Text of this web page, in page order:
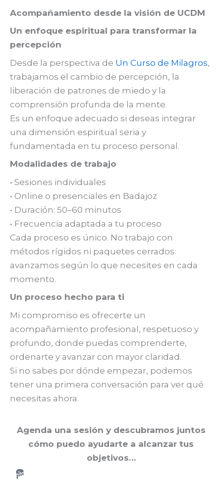
Acompañamiento desde la visión de UCDM
Un enfoque espiritual para transformar la
percepción
Desde la perspectiva de Un Curso de Milagros,
trabajamos el cambio de percepción, la
liberación de patrones de miedo y la
comprensión profunda de la mente.
Es un enfoque adecuado si deseas integrar
una dimensión espiritual seria y
fundamentada en tu proceso personal.
Modalidades de trabajo
• Sesiones individuales
• Online o presenciales en Badajoz
• Duración: 50–60 minutos
• Frecuencia adaptada a tu proceso
Cada proceso es único. No trabajo con
métodos rígidos ni paquetes cerrados:
avanzamos según lo que necesites en cada
momento.
Un proceso hecho para ti
Mi compromiso es ofrecerte un
acompañamiento profesional, respetuoso y
profundo, donde puedas comprenderte,
ordenarte y avanzar con mayor claridad.
Si no sabes por dónde empezar, podemos
tener una primera conversación para ver qué
necesitas ahora.
Agenda una sesión y descubramos juntos
cómo puedo ayudarte a alcanzar tus
objetivos…